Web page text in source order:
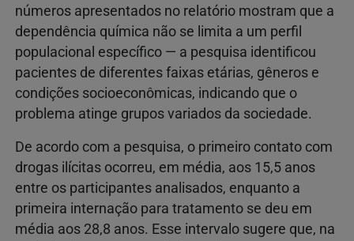
números apresentados no relatório mostram que a
dependência química não se limita a um perfil
populacional específico — a pesquisa identificou
pacientes de diferentes faixas etárias, gêneros e
condições socioeconômicas, indicando que o
problema atinge grupos variados da sociedade.
De acordo com a pesquisa, o primeiro contato com
drogas ilícitas ocorreu, em média, aos 15,5 anos
entre os participantes analisados, enquanto a
primeira internação para tratamento se deu em
média aos 28,8 anos. Esse intervalo sugere que, na